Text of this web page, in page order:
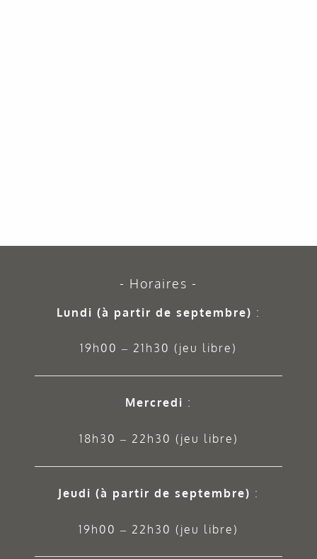
Horaires
Lundi (à partir de septembre) :
19h00 – 21h30 (jeu libre)
Mercredi :
18h30 – 22h30 (jeu libre)
Jeudi (à partir de septembre) :
19h00 – 22h30 (jeu libre)